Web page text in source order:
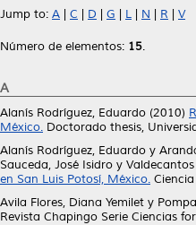
Jump to: A C D G L N R V
Número de elementos: 15.
A
Alanís Rodríguez, Eduardo (2010)
México. Doctorado thesis,
Alanís Rodríguez, Eduardo y
Sauceda, José Isidro y
en San Luis Potosí, México.
Avila Flores, Diana Yemilet y
Revista Chapingo Serie Ciencias